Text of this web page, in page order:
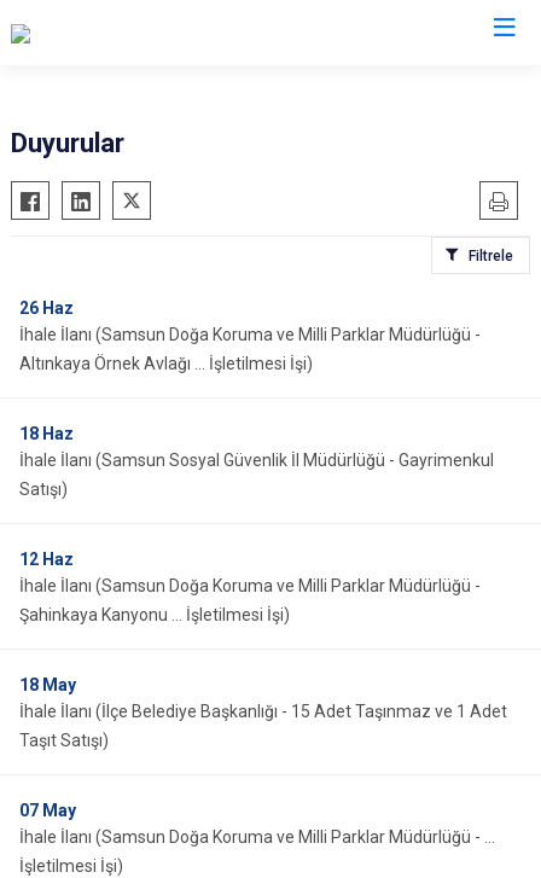
19 Mayıs
Alaçam
Ayvacık
Bafra
Çarşamba
Kavak
Ladik
Yakakent
Atakum
İlkadım
Duyurular
Filtrele
26 Haz
İhale İlanı (Samsun Doğa Koruma ve Milli Parklar Müdürlüğü -
Altınkaya Örnek Avlağı ... İşletilmesi İşi)
18 Haz
İhale İlanı (Samsun Sosyal Güvenlik İl Müdürlüğü - Gayrimenkul
Satışı)
12 Haz
İhale İlanı (Samsun Doğa Koruma ve Milli Parklar Müdürlüğü -
Şahinkaya Kanyonu ... İşletilmesi İşi)
18 May
İhale İlanı (İlçe Belediye Başkanlığı - 15 Adet Taşınmaz ve 1 Adet
Taşıt Satışı)
07 May
İhale İlanı (Samsun Doğa Koruma ve Milli Parklar Müdürlüğü - ...
İşletilmesi İşi)